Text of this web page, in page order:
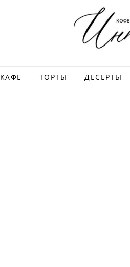
КАФЕ ТОРТЫ ДЕСЕРТЫ